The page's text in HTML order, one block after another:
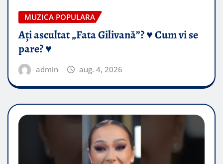
MUZICA POPULARA
Ați ascultat „Fata Gilivană”? ♥️ Cum vi se
pare? ♥️
admin aug. 4, 2026